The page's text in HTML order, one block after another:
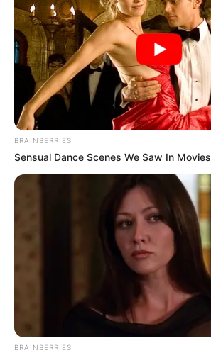
BRAINBERRIES
Sensual Dance Scenes We Saw In Movies
BRAINBERRIES